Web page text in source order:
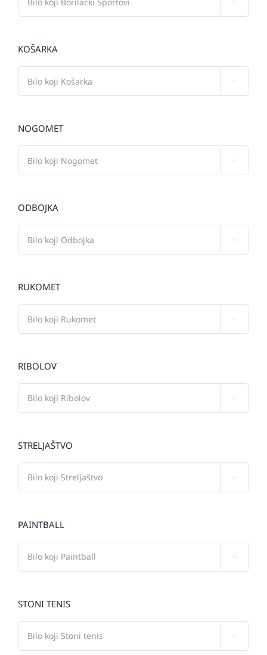
KOŠARKA
NOGOMET
ODBOJKA
RUKOMET
RIBOLOV
STRELJAŠTVO
PAINTBALL
STONI TENIS